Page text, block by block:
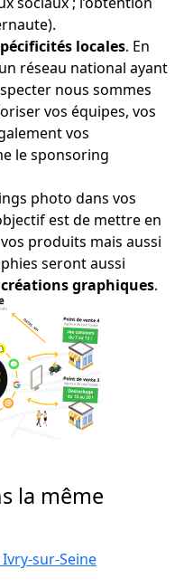
locales. En
réseau national ayant
nous sommes
vos équipes, vos
vos
le sponsoring
photo dans vos
est de mettre en
produits mais aussi
seront aussi
créations graphiques.
la même
sur-Seine